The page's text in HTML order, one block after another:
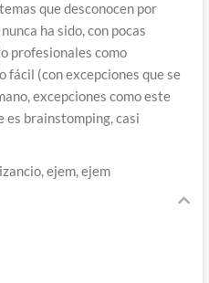
que desconocen por
ha sido, con pocas
profesionales como
fácil (con excepciones que se
excepciones como este
es brainstomping, casi
ejem, ejem